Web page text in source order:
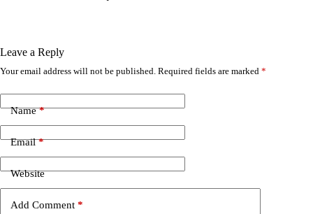
Leave a Reply
Your email address will not be published. Required fields are marked *
Name*
Email*
Website
Add Comment *
A
t
e
t
i